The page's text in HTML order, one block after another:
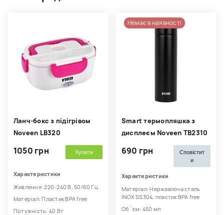
Ланч-бокс з підігрівом
Noveen LB320
1050 грн Купити
Характеристики
Живлення: 220-240 В, 50/60 Гц
Матеріал: Пластик BPA free
Потужність: 40 Вт
Немає в наявності
Smart термопляшка з
дисплеєм Noveen TB2310
690 грн
Сповістит
и
Характеристики
Матеріал: Нержавіюча сталь
INOX SS304, пластик BPA free
Об `єм: 450 мл